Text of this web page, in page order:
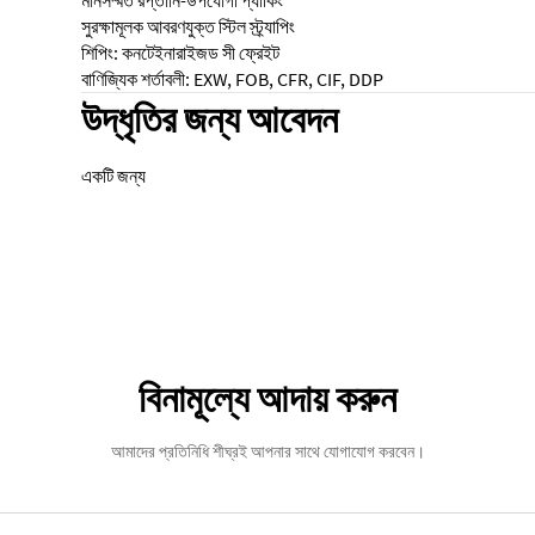
সুরক্ষামূলক আবরণযুক্ত স্টিল স্ট্র্যাপিং
শিপিং: কনটেইনারাইজড সী ফ্রেইট
বাণিজ্যিক শর্তাবলী: EXW, FOB, CFR, CIF, DDP
উদ্ধৃতির জন্য আবেদন
একটি জন্য
বিনামূল্যে আদায় করুন
আমাদের প্রতিনিধি শীঘ্রই আপনার সাথে যোগাযোগ করবেন।